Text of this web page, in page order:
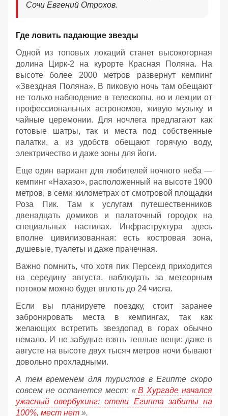
Сочи Евгений Отрохов.
Где ловить падающие звезды
Одной из топовых локаций станет высокогорная
долина Цирк-2 на курорте Красная Поляна. На
высоте более 2000 метров развернут кемпинг
«Звездная Поляна». В пиковую ночь там обещают
не только наблюдение в телескопы, но и лекции от
профессиональных астрономов, живую музыку и
чайные церемонии. Для ночлега предлагают как
готовые шатры, так и места под собственные
палатки, а из удобств обещают горячую воду,
электричество и даже зоны для йоги.
Еще один вариант для любителей ночного неба —
кемпинг «Нахазо», расположенный на высоте 1900
метров, в семи километрах от смотровой площадки
Роза Пик. Там к услугам путешественников
двенадцать домиков и палаточный городок на
специальных настилах. Инфраструктура здесь
вполне цивилизованная: есть костровая зона,
душевые, туалеты и даже прачечная.
Важно помнить, что хотя пик Персеид приходится
на середину августа, наблюдать за метеорным
потоком можно будет вплоть до 24 числа.
Если вы планируете поездку, стоит заранее
забронировать места в кемпингах, так как
желающих встретить звездопад в горах обычно
немало. И не забудьте взять теплые вещи: даже в
августе на высоте двух тысяч метров ночи бывают
довольно прохладными.
А тем временем для туристов в Египте скоро
совсем не останется мест: « В Хургаде начался
ужасный овербукинг: отели Египта забиты на
100%, мест нет ».